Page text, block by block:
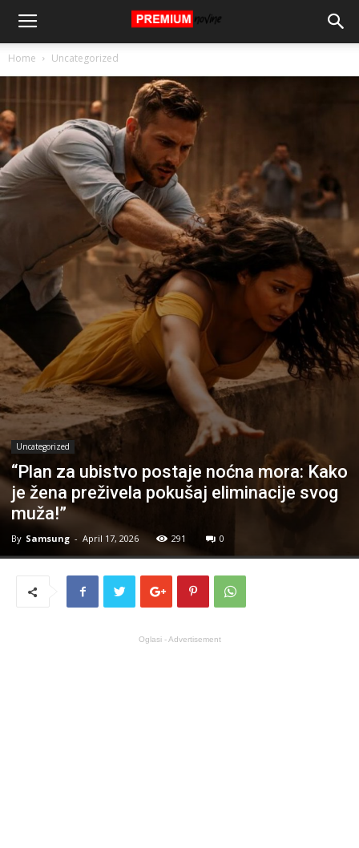
Home Uncategorized
Uncategorized
“Plan za ubistvo postaje noćna mora: Kako
je žena preživela pokušaj eliminacije svog
muža!”
By Samsung - April 17, 2026 291 0
Oglasi - Advertisement